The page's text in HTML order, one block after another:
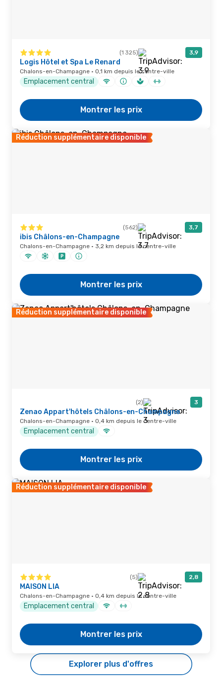
(1 325) 3,9
Logis Hôtel et Spa Le Renard
Chalons-en-Champagne · 0,1 km depuis le centre-ville
Emplacement central
Montrer les prix
Réduction supplémentaire disponible
(562) 3,7
ibis Châlons-en-Champagne
Chalons-en-Champagne · 3,2 km depuis le centre-ville
Montrer les prix
Réduction supplémentaire disponible
(2) 3
Zenao Appart'hôtels Châlons-en-Champagne
Chalons-en-Champagne · 0,4 km depuis le centre-ville
Emplacement central
Montrer les prix
Réduction supplémentaire disponible
(5) 2,8
MAISON LIA
Chalons-en-Champagne · 0,4 km depuis le centre-ville
Emplacement central
Montrer les prix
Explorer plus d'offres